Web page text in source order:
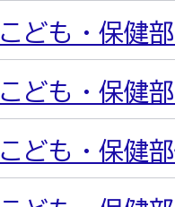
こども・保健
こども・保健
こども・保健